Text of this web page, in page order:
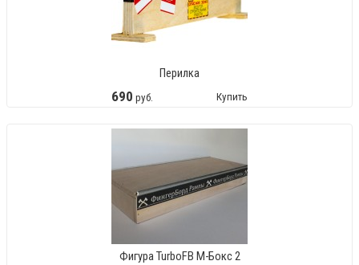
Перилка
690 руб. Купить
Фигура TurboFB М-Бокс 2